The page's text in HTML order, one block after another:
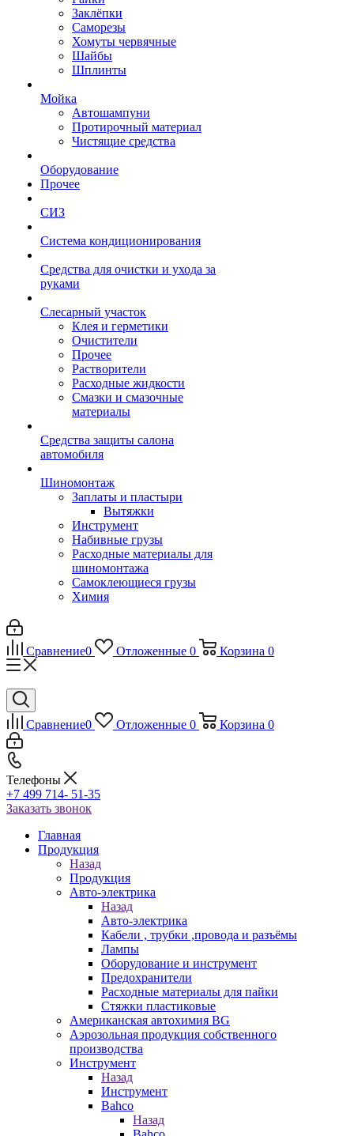
Заклёпки
Саморезы
Хомуты червячные
Шайбы
Шплинты
Мойка
Автошампуни
Протирочный материал
Чистящие средства
Оборудование
Прочее
СИЗ
Система кондиционирования
Средства для очистки и ухода за
руками
Слесарный участок
Клея и герметики
Очистители
Прочее
Растворители
Расходные жидкости
Смазки и смазочные
материалы
Средства защиты салона
автомобиля
Шиномонтаж
Заплаты и пластыри
Вытяжки
Инструмент
Набивные грузы
Расходные материалы для
шиномонтажа
Самоклеющиеся грузы
Химия
Сравнение0 Отложенные 0 Корзина 0
Сравнение0 Отложенные 0 Корзина 0
Телефоны
+7 499 714- 51-35
Заказать звонок
Главная
Продукция
Назад
Продукция
Авто-электрика
Назад
Авто-электрика
Кабели , трубки ,провода и разъёмы
Лампы
Оборудование и инструмент
Предохранители
Расходные материалы для пайки
Стяжки пластиковые
Американская автохимия BG
Аэрозольная продукция собственного
производства
Инструмент
Назад
Инструмент
Bahco
Назад